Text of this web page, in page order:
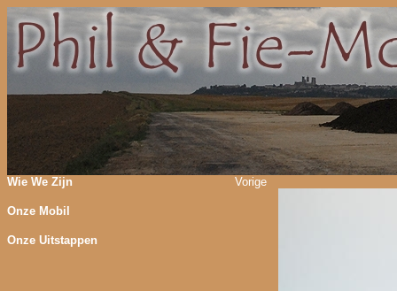
Wie We Zijn
Onze Mobil
Onze Uitstappen
Vorige